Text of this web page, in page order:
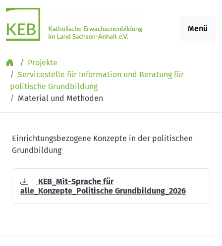
Menü
Projekte
Servicestelle für Information und Beratung für
politische Grundbildung
Material und Methoden
Einrichtungsbezogene Konzepte in der politischen
Grundbildung
KEB_Mit-Sprache für
alle_Konzepte_Politische Grundbildung_2026